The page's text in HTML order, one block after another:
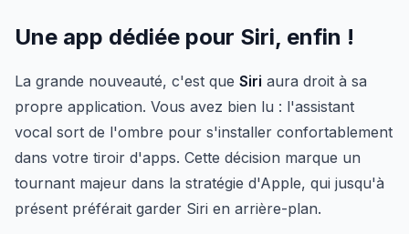
Une app dédiée pour Siri, enfin !
La grande nouveauté, c'est que Siri aura droit à sa
propre application. Vous avez bien lu : l'assistant
vocal sort de l'ombre pour s'installer confortablement
dans votre tiroir d'apps. Cette décision marque un
tournant majeur dans la stratégie d'Apple, qui jusqu'à
présent préférait garder Siri en arrière-plan.